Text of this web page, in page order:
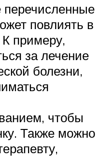
перечисленные
повлиять в
примеру,
за лечение
болезни,
чтобы
Также можно